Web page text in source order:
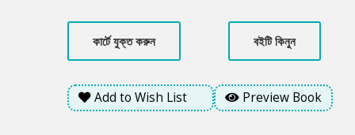
মাত্রা। খুবই রহস্যময় এবং খুবই অসাধারণ প্রকৃতির সেই রং, আর আশ্চর্য
রকমের নিখুঁত তার সেই রং মেশানোর কৌশল। আসুন না দেখি, প্রকৃতির সেই
অসাধারণ রং, আর তার নিখুঁত সেই রং মেশানোর কৌশলের কিছুটা হলেও আমরা
বোঝার চেষ্টা করতে পারি কি না?
কার্টে যুক্ত করুন বইটি কিনুন
Add to Wish List Preview Book